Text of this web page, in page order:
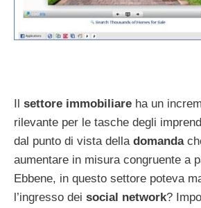
Il settore immobiliare ha un
rilevante per le tasche degli
dal punto di vista della domanda
aumentare in misura congruente a
Ebbene, in questo settore poteva
l’ingresso dei social network?